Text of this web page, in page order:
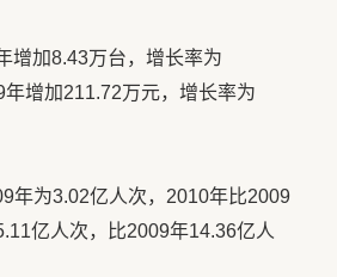
增加8.43万台，增长率为
增加211.72万元，增长率为
年为3.02亿人次，2010年比2009
亿人次，比2009年14.36亿人